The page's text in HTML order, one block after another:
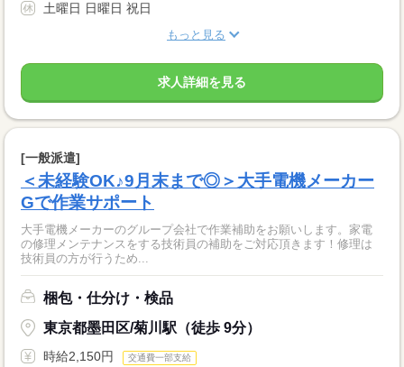
土曜日 日曜日 祝日
もっと見る
求人詳細を見る
[一般派遣]
＜未経験OK♪9月末まで◎＞大手電機メーカー
Gで作業サポート
大手電機メーカーのグループ会社で作業補助をお願いします。家電
の修理メンテナンスをする技術員の補助をご対応頂きます！修理は
技術員の方が行うため...
梱包・仕分け・検品
東京都墨田区/菊川駅（徒歩 9分）
時給2,150円 交通費一部支給